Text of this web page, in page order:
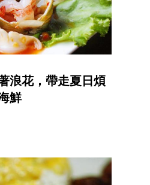
浪花，帶走夏日煩
鮮